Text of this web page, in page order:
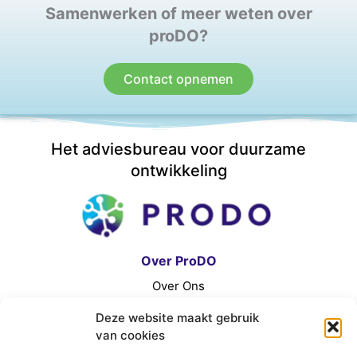
Deze website maakt gebruik
van cookies
Samenwerken of meer weten over
proDO?
Contact opnemen
Het adviesbureau voor duurzame
ontwikkeling
Over ProDO
Over Ons
Algemene Voorwaarden